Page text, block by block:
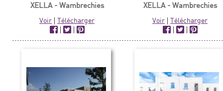
XELLA - Wambrechies
Voir |Télécharger
|
|
XELLA - Wambrechies
Voir |Télécharger
|
|